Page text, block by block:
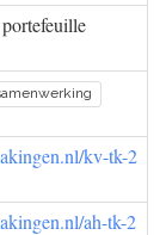
kv-tk-2
ah-tk-2